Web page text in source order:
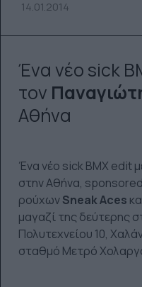
14.01.2014
Ένα νέο sick
τον
Αθήνα
Ένα νέο sick BMX edit
στην Αθήνα,
ρούχωνSneak Aces
μαγαζί της δεύτερης
Πολυτεχνείου 10,
σταθμό Μετρό